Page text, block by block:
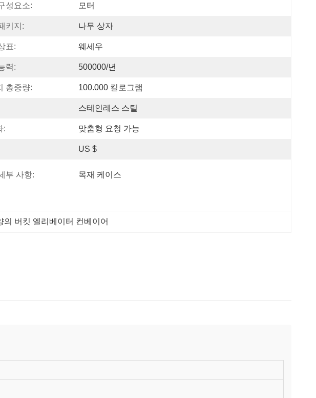
성요소: 모터
키지: 나무 상자
표: 웨세우
력: 500000/년
총중량: 100.000 킬로그램
스테인레스 스틸
: 맞춤형 요청 가능
US $
부 사항: 목재 케이스
의 버킷 엘리베이터 컨베이어